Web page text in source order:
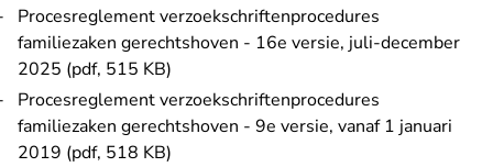
Procesreglement verzoekschriftenprocedures
familiezaken gerechtshoven - 16e versie, juli-december
2025 (pdf, 515 KB)
Procesreglement verzoekschriftenprocedures
familiezaken gerechtshoven - 9e versie, vanaf 1 januari
2019 (pdf, 518 KB)